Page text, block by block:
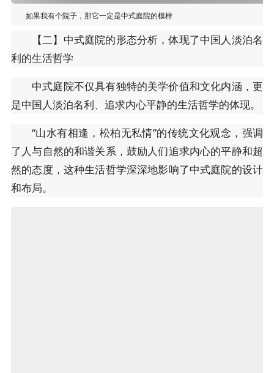
如果我有个院子，那它一定是中式庭院的模样
【二】中式庭院的形态分析，体现了中国人淡泊名
利的生活哲学
中式庭院不仅具有独特的美学价值和文化内涵，更
是中国人淡泊名利、追求内心平静的生活哲学的体现。
“山水有相逢，松柏无私情”的传统文化观念，强调
了人与自然的和谐关系，鼓励人们追求内心的平静和超
然的态度，这种生活哲学深深地影响了中式庭院的设计
和布局。